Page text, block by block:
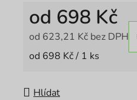
od 698 Kč
od 623,21 Kč bez DPH
Měrná cena:
od 698 Kč / 1 ks
Hlídat